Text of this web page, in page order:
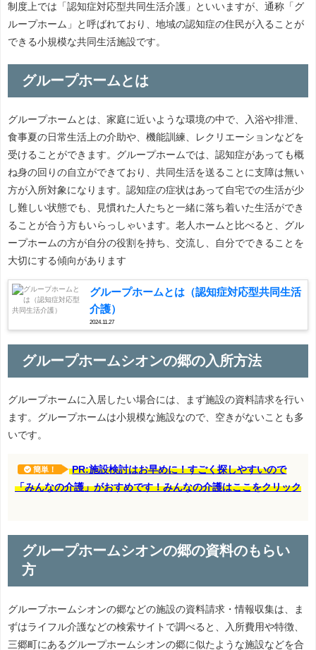
制度上では「認知症対応型共同生活介護」といいますが、通称「グ
ループホーム」と呼ばれており、地域の認知症の住民が入ることが
できる小規模な共同生活施設です。
グループホームとは
グループホームとは、家庭に近いような環境の中で、入浴や排泄、
食事夏の日常生活上の介助や、機能訓練、レクリエーションなどを
受けることができます。グループホームでは、認知症があっても概
ね身の回りの自立ができており、共同生活を送ることに支障は無い
方が入所対象になります。認知症の症状はあって自宅での生活が少
し難しい状態でも、見慣れた人たちと一緒に落ち着いた生活ができ
ることが合う方もいらっしゃいます。老人ホームと比べると、グル
ープホームの方が自分の役割を持ち、交流し、自分でできることを
大切にする傾向があります
グループホームとは（認知症対応型共同生活
介護）
2024.11.27
グループホームシオンの郷の入所方法
グループホームに入居したい場合には、まず施設の資料請求を行い
ます。グループホームは小規模な施設なので、空きがないことも多
いです。
簡単！
PR:施設検討はお早めに！すごく探しやすいので
「みんなの介護」がおすめです！みんなの介護はここをクリック
グループホームシオンの郷の資料のもらい
方
グループホームシオンの郷などの施設の資料請求・情報収集は、ま
ずはライフル介護などの検索サイトで調べると、入所費用や特徴、
三郷町にあるグループホームシオンの郷に似たような施設などを合